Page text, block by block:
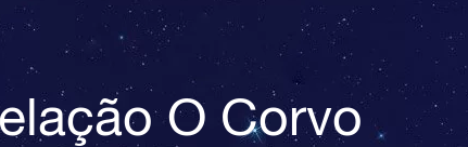
O Corvo